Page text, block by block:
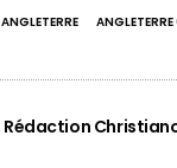
ANGLETERRE
Rédaction